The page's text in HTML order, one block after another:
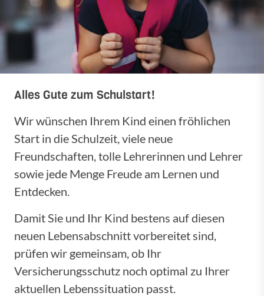
Alles Gute zum Schulstart!
Wir wünschen Ihrem Kind einen fröhlichen
Start in die Schulzeit, viele neue
Freundschaften, tolle Lehrerinnen und Lehrer
sowie jede Menge Freude am Lernen und
Entdecken.
Damit Sie und Ihr Kind bestens auf diesen
neuen Lebensabschnitt vorbereitet sind,
prüfen wir gemeinsam, ob Ihr
Versicherungsschutz noch optimal zu Ihrer
aktuellen Lebenssituation passt.